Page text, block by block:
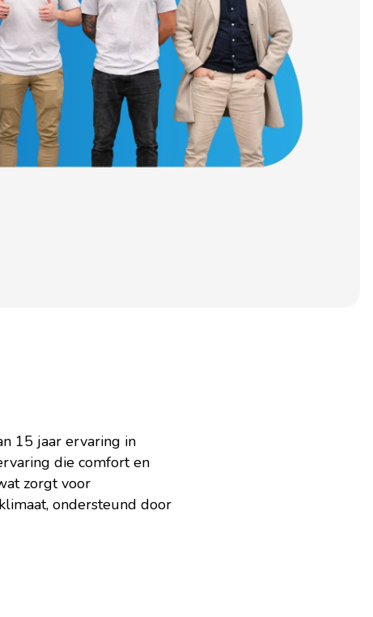
15 jaar ervaring in
die comfort en
zorgt voor
ondersteund door